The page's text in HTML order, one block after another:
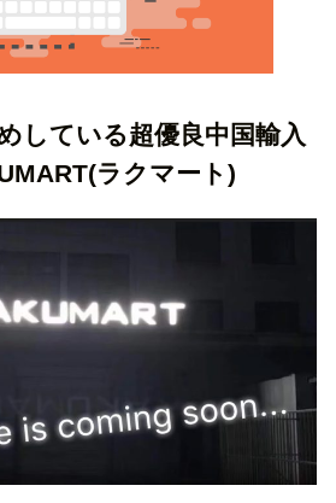
している超優良中国輸入
ラクマート)